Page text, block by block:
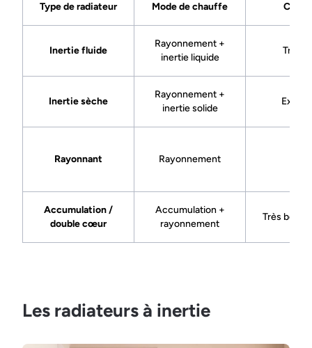
Type de radiateur Mode de chauffe
Inertie fluide
Rayonnement +
inertie liquide
Très
Inertie sèche
Rayonnement +
inertie solide
Rayonnant Rayonnement
Accumulation /
double cœur
Accumulation +
rayonnement
Très bon
Les radiateurs à inertie